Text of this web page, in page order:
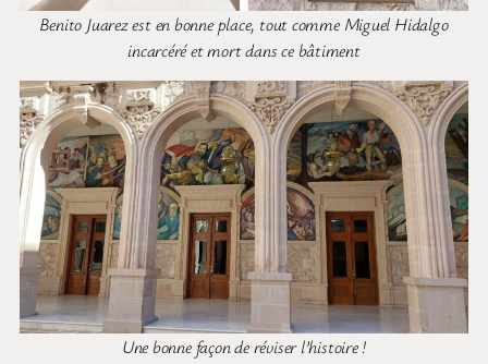
Benito Juarez est en bonne place, tout comme Miguel Hidalgo
incarcéré et mort dans ce bâtiment
Une bonne façon de réviser l’histoire !